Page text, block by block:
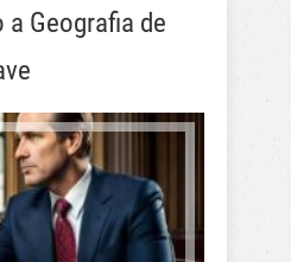
a Geografia de